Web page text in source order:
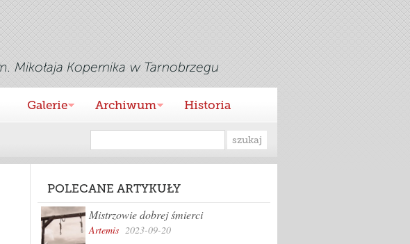
Galerie Archiwum Historia
POLECANE ARTYKUŁY
Mistrzowie dobrej śmierci
Artemis 2023-09-20